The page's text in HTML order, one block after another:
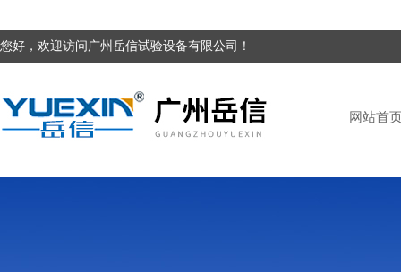
您好，欢迎访问广州岳信试验设备有限公司！
网站首